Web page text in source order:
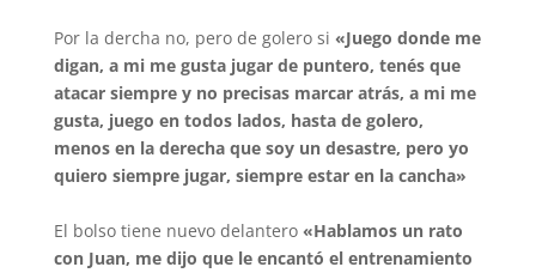
Por la dercha no, pero de golero si «Juego donde me
digan, a mi me gusta jugar de puntero, tenés que
atacar siempre y no precisas marcar atrás, a mi me
gusta, juego en todos lados, hasta de golero,
menos en la derecha que soy un desastre, pero yo
quiero siempre jugar, siempre estar en la cancha»
El bolso tiene nuevo delantero«Hablamos un rato
con Juan, me dijo que le encantó el entrenamiento